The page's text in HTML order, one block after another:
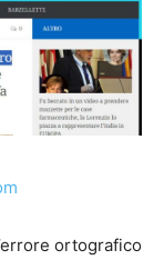
ortografico